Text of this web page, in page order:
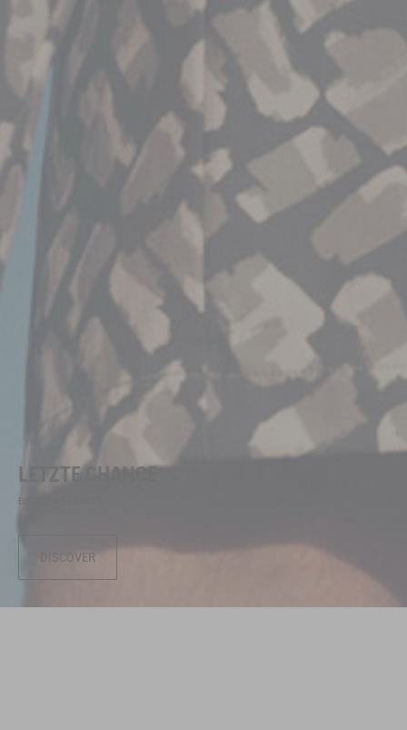
LETZTE CHANCE
BIS ZU 50 % RABATT
DISCOVER